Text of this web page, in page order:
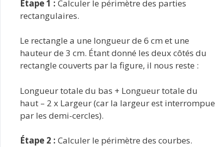
Étape 1 : Calculer le périmètre des parties
rectangulaires.
Le rectangle a une longueur de 6 cm et une
hauteur de 3 cm. Étant donné les deux côtés du
rectangle couverts par la figure, il nous reste :
Longueur totale du bas + Longueur totale du
haut – 2 x Largeur (car la largeur est interrompue
par les demi-cercles).
Étape 2 : Calculer le périmètre des courbes.